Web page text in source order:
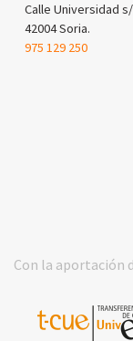
Calle Universidad
42004 Soria.
975 129 250
Con la aportación